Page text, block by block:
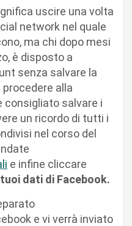
uscire una volta
network nel quale
ma chi dopo mesi
è disposto a
senza salvare la
alla
consigliato salvare i
un ricordo di tutti i
nel corso del
e infine cliccare
dati di Facebook.
e vi verrà inviato